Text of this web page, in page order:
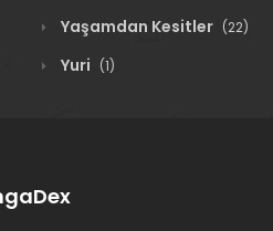
Yaşamdan Kesitler (22)
Yuri (1)